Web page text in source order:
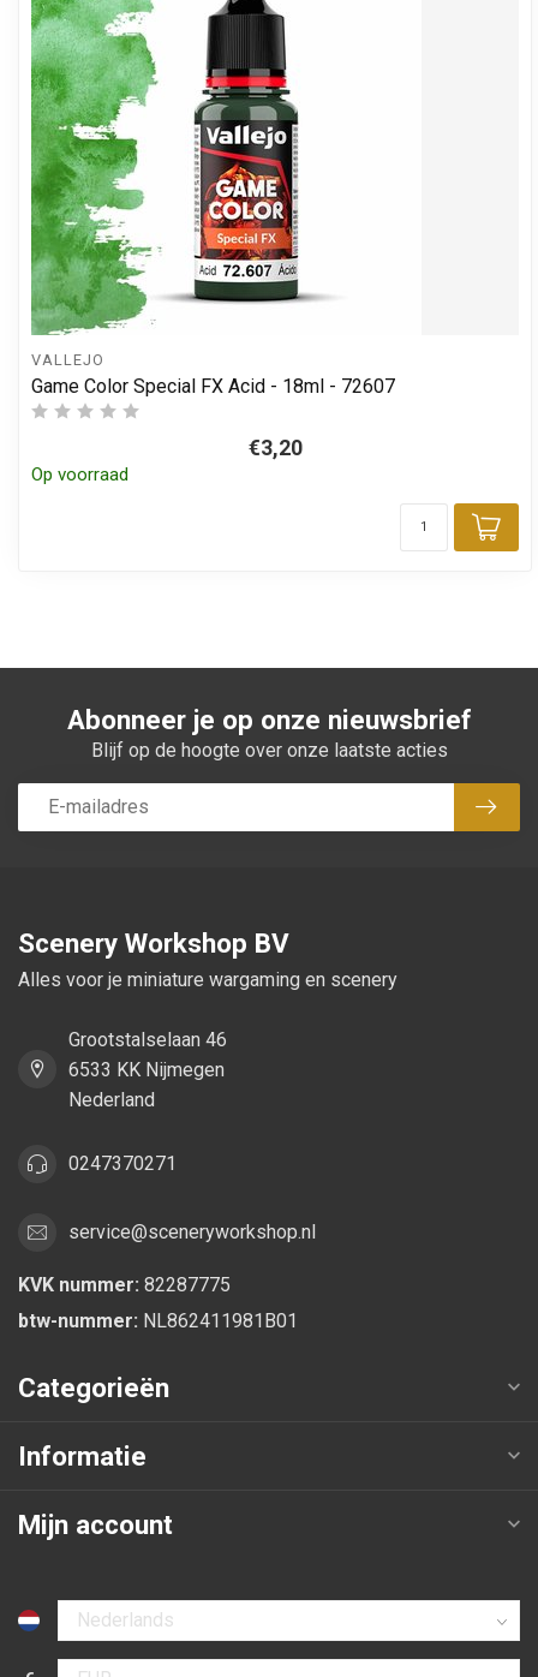
VALLEJO
Game Color Special FX Acid - 18ml - 72607
€3,20
Op voorraad
Abonneer je op onze nieuwsbrief
Blijf op de hoogte over onze laatste acties
Scenery Workshop BV
Alles voor je miniature wargaming en scenery
Grootstalselaan 46
6533 KK Nijmegen
Nederland
0247370271
service@sceneryworkshop.nl
KVK nummer: 82287775
btw-nummer: NL862411981B01
Categorieën
Informatie
Mijn account
Selecteer taal